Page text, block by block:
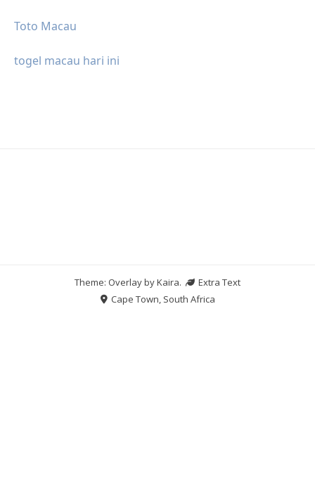
Toto Macau
togel macau hari ini
Theme: Overlay byKaira.
Extra Text
Cape Town, South Africa